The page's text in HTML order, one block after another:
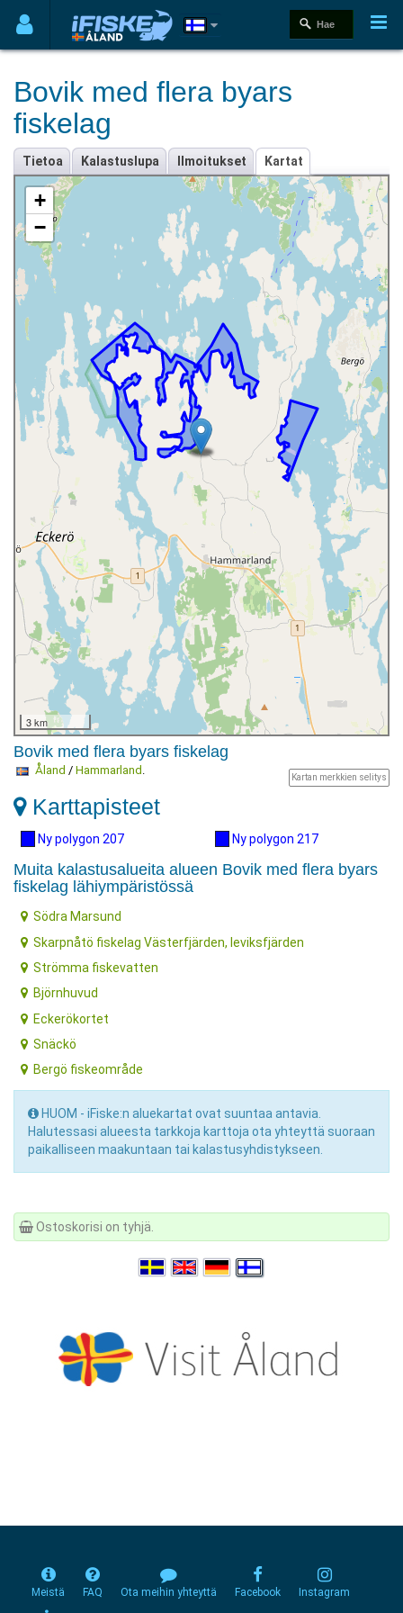
Bovik med flera byars
fiskelag
Tietoa Kalastuslupa Ilmoitukset Kartat
+
−
3 km
Bovik med flera byars fiskelag
Kartan merkkien selitys
Åland / Hammarland .
Karttapisteet
Ny polygon 207 Ny polygon 217
Muita kalastusalueita alueen Bovik med flera byars
fiskelag lähiympäristössä
Södra Marsund
Skarpnåtö fiskelag Västerfjärden, leviksfjärden
Strömma fiskevatten
Björnhuvud
Eckerökortet
Snäckö
Bergö fiskeområde
HUOM - iFiske:n aluekartat ovat suuntaa antavia.
Halutessasi alueesta tarkkoja karttoja ota yhteyttä suoraan
paikalliseen maakuntaan tai kalastusyhdistykseen.
Ostoskorisi on tyhjä.
Meistä FAQ Ota meihin yhteyttä Facebook Instagram